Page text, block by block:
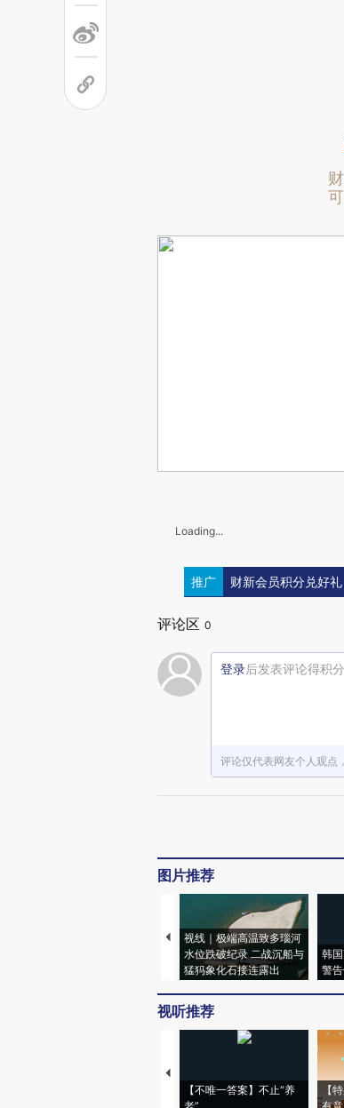
Loading...
推广 财新会员积分兑好礼
评论区 0
登录后发表评论得积分
评论仅代表网友个人观点
图片推荐
视线｜极端高温致多瑙河
水位跌破纪录 二战沉船与
猛犸象化石接连露出
韩
警
视听推荐
【不唯一答案】不止“养
【